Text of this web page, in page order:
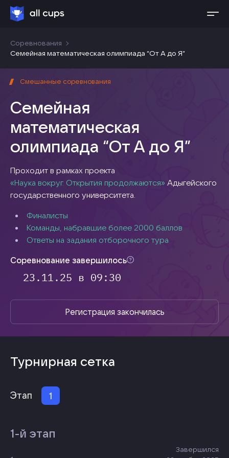
Соревнования
Семейная математическая олимпиада “От А до Я”
Смешанные соревнования
Семейная
математическая
олимпиада “От А до Я”
Проходит в рамках проекта
«Наука вокруг. Открытия продолжаются» Адыгейского
государственного университета.
Финалисты
Команды, набравшие более 2000 баллов
Ответы на задания отборочного тура
Регистрация закончилась
Соревнование завершилось
23.11.25 в 09:30
Турнирная сетка
Этап 1
1-й этап
Завершился